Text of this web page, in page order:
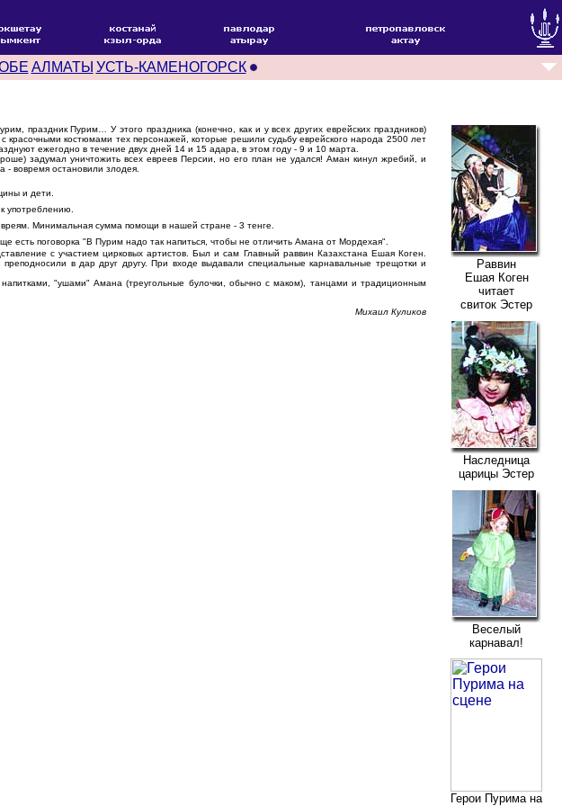
АЛМАТЫ УСТЬ-КАМЕНОГОРСК
праздник Пурим… У этого праздника (конечно, как и у всех других еврейских праздников)
костюмами тех персонажей, которые решили судьбу еврейского народа 2500 лет
ежегодно в течение двух дней 14 и 15 адара, в этом году - 9 и 10 марта.
задумал уничтожить всех евреев Персии, но его план не удался! Аман кинул жребий, и
вовремя остановили злодея.
и дети.
употреблению.
Минимальная сумма помощи в нашей стране - 3 тенге.
есть поговорка "В Пурим надо так напиться, чтобы не отличить Амана от Мордехая".
с участием цирковых артистов. Был и сам Главный раввин Казахстана Ешая Коген.
в дар друг другу. При входе выдавали специальные карнавальные трещотки и
"ушами" Амана (треугольные булочки, обычно с маком), танцами и традиционным
Михаил Куликов
Раввин
Ешая Коген
читает
свиток Эстер
Наследница
царицы Эстер
Веселый
карнавал!
Герои Пурима на